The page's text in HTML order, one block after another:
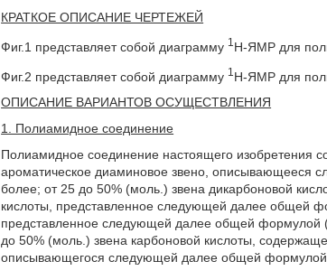
КРАТКОЕ ОПИСАНИЕ ЧЕРТЕЖЕЙ
Фиг.1 представляет собой диаграмму 1 Н-ЯМР для
Фиг.2 представляет собой диаграмму 1 Н-ЯМР для
ОПИСАНИЕ ВАРИАНТОВ ОСУЩЕСТВЛЕНИЯ
1. Полиамидное соединение
Полиамидное соединение настоящего изобретения
ароматическое диаминовое звено, описывающееся
более; от 25 до 50% (моль.) звена дикарбоновой
кислоты, представленное следующей далее общей
представленное следующей далее общей формулой
до 50% (моль.) звена карбоновой кислоты,
описывающегося следующей далее общей